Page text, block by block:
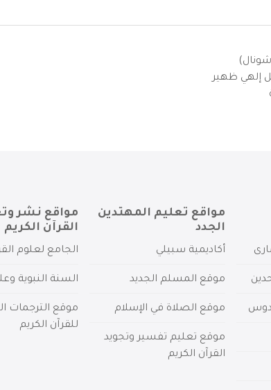
إلهي ظهير
مواقع تعليم المهتدين
الجدد
أكاديمية سبيلي
موقع المسلم الجديد
موقع الصلاة في الإسلام
موقع تعليم تفسير وتجويد
القرآن الكريم
مواقع نشر
القرآن الكريم
الجامع لعلوم
السنة النبوية
موقع الترجمات
للقرآن الكريم